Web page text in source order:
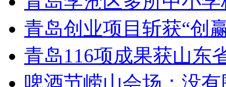
青岛创业项目斩获“创
青岛116项成果获山东
啤酒节崂山会场：没有